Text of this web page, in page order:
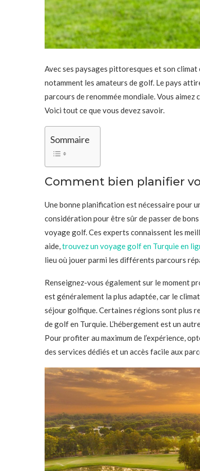
Avec ses paysages pittoresques et son
notamment les amateurs de golf. Le pays
parcours de renommée mondiale. Vous
Voici tout ce que vous devez savoir.
Sommaire
Comment bien planifier
Une bonne planification est nécessaire pour
considération pour être sûr de passer de
voyage golf. Ces experts connaissent les
aide,trouvez un voyage golf en Turquie en
lieu où jouer parmi les différents parcours
Renseignez-vous également sur le moment
est généralement la plus adaptée, car le
séjour golfique. Certaines régions sont plus
de golf en Turquie. L’hébergement est un
Pour profiter au maximum de l’expérience,
des services dédiés et un accès facile aux